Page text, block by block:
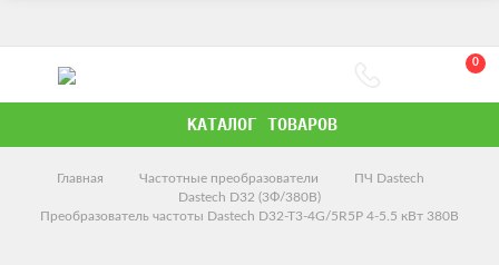
0
КАТАЛОГ ТОВАРОВ
Главная Частотные преобразователи
ПЧ Dastech
Dastech D32 (3Ф/380В)
Преобразователь частоты Dastech D32-T3-4G/5R5P 4-5.5 кВт 380В